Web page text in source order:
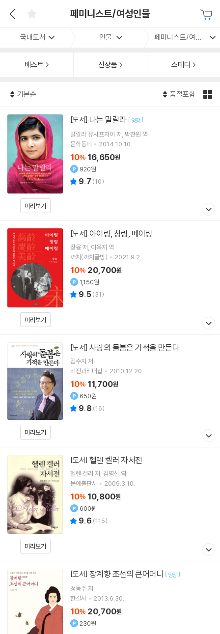
페미니스트/여성인물
국내도서 인물 페미니스트/여성인물
베스트 신상품 스테디
기본순 품절포함
미리보기
[도서] 나는 말랄라 [ 양장]
말랄라 유사프자이 저 박찬원 역
문학동네
2014.10.10.
10% 16,650원
920원
9.7 (10)
미리보기
[도서] 아이링, 칭링, 메이링
장융저 이옥지 역
까치(까치글방)
2021.9.2.
10% 20,700원
1,150원
9.5(31)
미리보기
[도서] 사랑의 돌봄은 기적을 만든다
김수지 저
비전과리더십
2010.12.20.
10% 11,700원
650원
9.8 (16)
미리보기
[도서] 헬렌 켈러 자서전
헬렌 켈러 저 김명신 역
문예출판사
2009.3.10.
10% 10,800원
600원
9.6 (115)
[도서] 장계향 조선의 큰어머니 [ 양장]
정동주저
한길사
2013.6.30.
10% 20,700원
230원